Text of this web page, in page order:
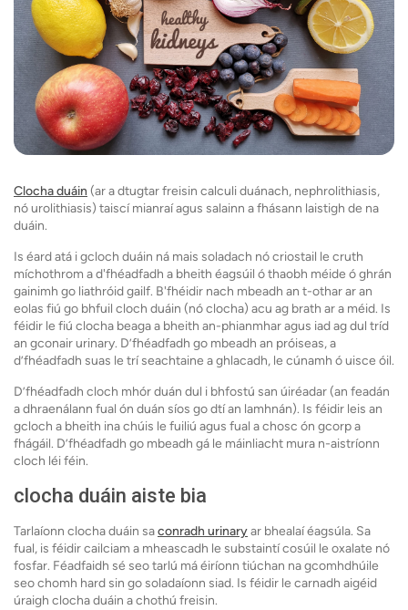
Clocha duáin (ar a dtugtar freisin calculi duánach, nephrolithiasis,
nó urolithiasis) taiscí mianraí agus salainn a fhásann laistigh de na
duáin.
Is éard atá i gcloch duáin ná mais soladach nó criostail le cruth
míchothrom a d'fhéadfadh a bheith éagsúil ó thaobh méide ó ghrán
gainimh go liathróid gailf. B'fhéidir nach mbeadh an t-othar ar an
eolas fiú go bhfuil cloch duáin (nó clocha) acu ag brath ar a méid. Is
féidir le fiú clocha beaga a bheith an-phianmhar agus iad ag dul tríd
an gconair urinary. D’fhéadfadh go mbeadh an próiseas, a
d’fhéadfadh suas le trí seachtaine a ghlacadh, le cúnamh ó uisce óil.
D’fhéadfadh cloch mhór duán dul i bhfostú san úiréadar (an feadán
a dhraenálann fual ón duán síos go dtí an lamhnán). Is féidir leis an
gcloch a bheith ina chúis le fuiliú agus fual a chosc ón gcorp a
fhágáil. D’fhéadfadh go mbeadh gá le máinliacht mura n-aistríonn
cloch léi féin.
clocha duáin aiste bia
Tarlaíonn clocha duáin saconradh urinaryar bhealaí éagsúla. Sa
fual, is féidir cailciam a mheascadh le substaintí cosúil le oxalate nó
fosfar. Féadfaidh sé seo tarlú má éiríonn tiúchan na gcomhdhúile
seo chomh hard sin go soladaíonn siad. Is féidir le carnadh aigéid
úraigh clocha duáin a chothú freisin.